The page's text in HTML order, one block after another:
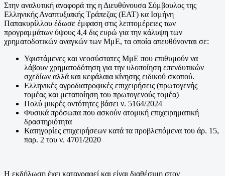
Στην αναλυτική αναφορά της η Διευθύνουσα Σύμβουλος της
Ελληνικής Αναπτυξιακής Τράπεζας (ΕΑΤ) κα Ισμήνη
Παπακυρίλλου έδωσε έμφαση στις λεπτομέρειες των
προγραμμάτων ύψους 4,4 δις ευρώ για την κάλυψη των
χρηματοδοτικών αναγκών των ΜμΕ, τα οποία απευθύνονται σε:
Υφιστάμενες και νεοσύστατες ΜμΕ που επιθυμούν να
λάβουν χρηματοδότηση για την υλοποίηση επενδυτικών
σχεδίων αλλά και κεφάλαια κίνησης ειδικού σκοπού.
Ελληνικές αγροδιατροφικές επιχειρήσεις (πρωτογενής
τομέας και μεταποίηση του πρωτογενούς τομέα)
Πολύ μικρές οντότητες βάσει ν. 5164/2024
Φυσικά πρόσωπα που ασκούν ατομική επιχειρηματική
δραστηριότητα
Κατηγορίες επιχειρήσεων κατά τα προβλεπόμενα του άρ. 15,
παρ. 2 του ν. 4701/2020
Η εκδήλωση έχει καταγραφεί και είναι διαθέσιμη στον